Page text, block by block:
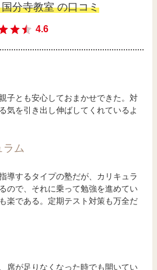
分寺教室 の口コミ
4.6
子とも安心しておまかせできた。対
気を引き出し伸ばしてくれているよ
ラム
導するタイプの塾だが、カリキュラ
ので、それに乗って勉強を進めてい
楽である。定期テスト対策も万全だ
席が足りなくなった時でも開いてい